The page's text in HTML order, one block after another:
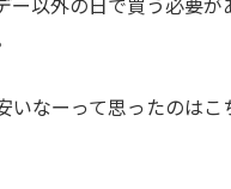
いなーって思ったのはこ